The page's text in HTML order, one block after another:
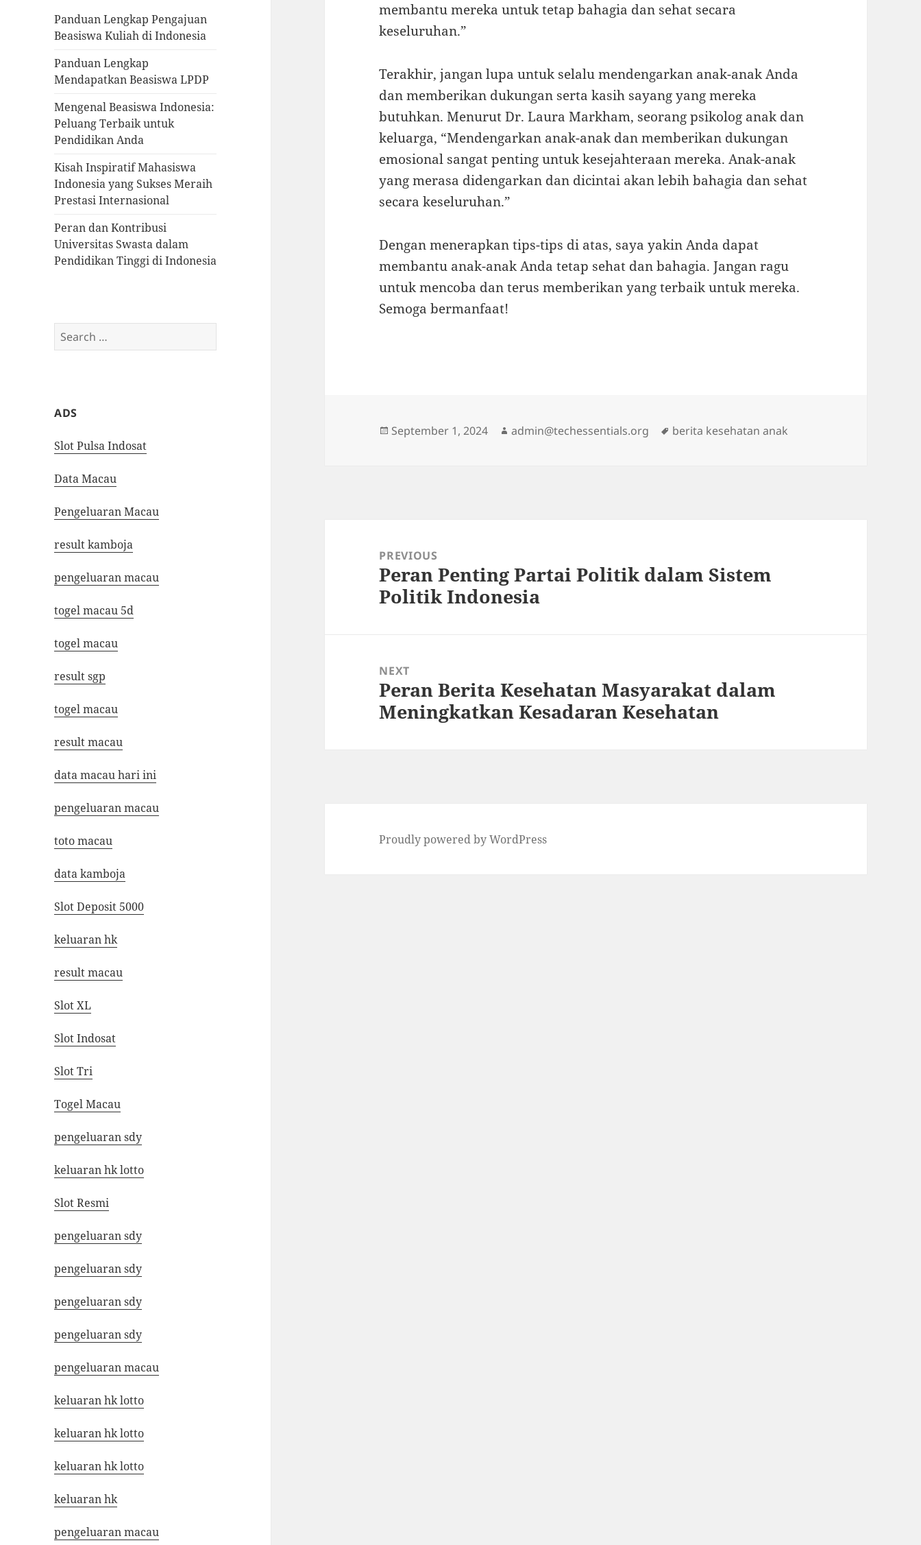
Panduan Lengkap Pengajuan
Beasiswa Kuliah di Indonesia
Panduan Lengkap
Mendapatkan Beasiswa LPDP
Mengenal Beasiswa Indonesia:
Peluang Terbaik untuk
Pendidikan Anda
Kisah Inspiratif Mahasiswa
Indonesia yang Sukses Meraih
Prestasi Internasional
Peran dan Kontribusi
Universitas Swasta dalam
Pendidikan Tinggi di Indonesia
Search
for:
ADS
Slot Pulsa Indosat
Data Macau
Pengeluaran Macau
result kamboja
pengeluaran macau
togel macau 5d
togel macau
result sgp
togel macau
result macau
data macau hari ini
pengeluaran macau
toto macau
data kamboja
Slot Deposit 5000
keluaran hk
result macau
Slot XL
Slot Indosat
Slot Tri
Togel Macau
pengeluaran sdy
keluaran hk lotto
Slot Resmi
pengeluaran sdy
pengeluaran sdy
pengeluaran sdy
pengeluaran sdy
pengeluaran macau
keluaran hk lotto
keluaran hk lotto
keluaran hk lotto
keluaran hk
pengeluaran macau
membantu mereka untuk tetap bahagia dan sehat secara
keseluruhan.”
Terakhir, jangan lupa untuk selalu mendengarkan anak-anak Anda
dan memberikan dukungan serta kasih sayang yang mereka
butuhkan. Menurut Dr. Laura Markham, seorang psikolog anak dan
keluarga, “Mendengarkan anak-anak dan memberikan dukungan
emosional sangat penting untuk kesejahteraan mereka. Anak-anak
yang merasa didengarkan dan dicintai akan lebih bahagia dan sehat
secara keseluruhan.”
Dengan menerapkan tips-tips di atas, saya yakin Anda dapat
membantu anak-anak Anda tetap sehat dan bahagia. Jangan ragu
untuk mencoba dan terus memberikan yang terbaik untuk mereka.
Semoga bermanfaat!
Posted
September 1, 2024 Author
admin@techessentials.org Tags
berita kesehatan anak
navigationPREVIOUS
Previous
post:
Peran Penting Partai Politik dalam Sistem
Politik Indonesia
NEXT
Next
post:
Peran Berita Kesehatan Masyarakat dalam
Meningkatkan Kesadaran Kesehatan
Proudly powered by WordPress